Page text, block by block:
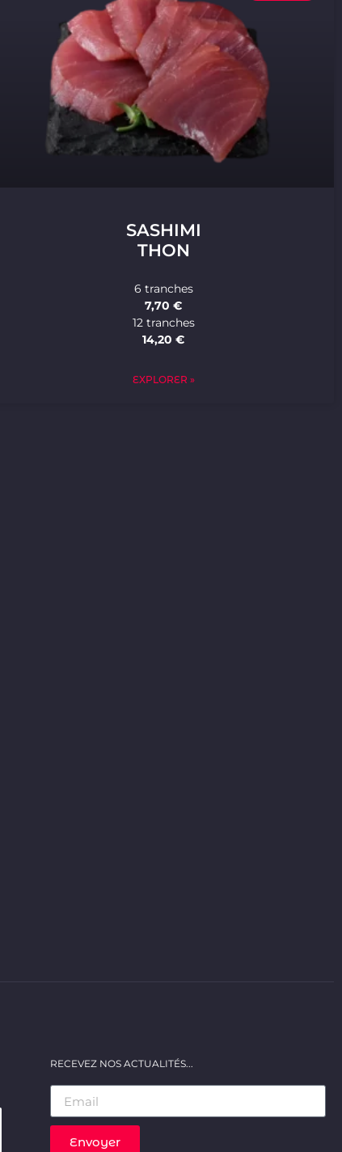
SASHIMI
THON
6 tranches
7,70 €
12 tranches
14,20 €
EXPLORER »
RECEVEZ NOS ACTUALITÉS...
Envoyer